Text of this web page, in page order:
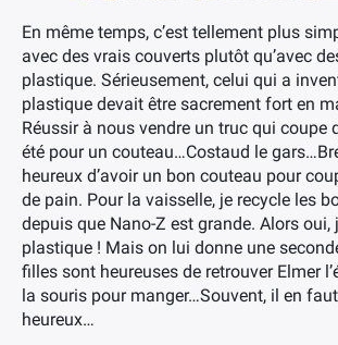
En même temps, c’est tellement plus
avec des vrais couverts plutôt qu’avec
plastique. Sérieusement, celui qui a
plastique devait être sacrement fort en
Réussir à nous vendre un truc qui coupe
été pour un couteau…Costaud le
heureux d’avoir un bon couteau pour
de pain. Pour la vaisselle, je recycle les
depuis que Nano-Z est grande. Alors oui,
plastique ! Mais on lui donne une
filles sont heureuses de retrouver Elmer
la souris pour manger…Souvent, il en
heureux…